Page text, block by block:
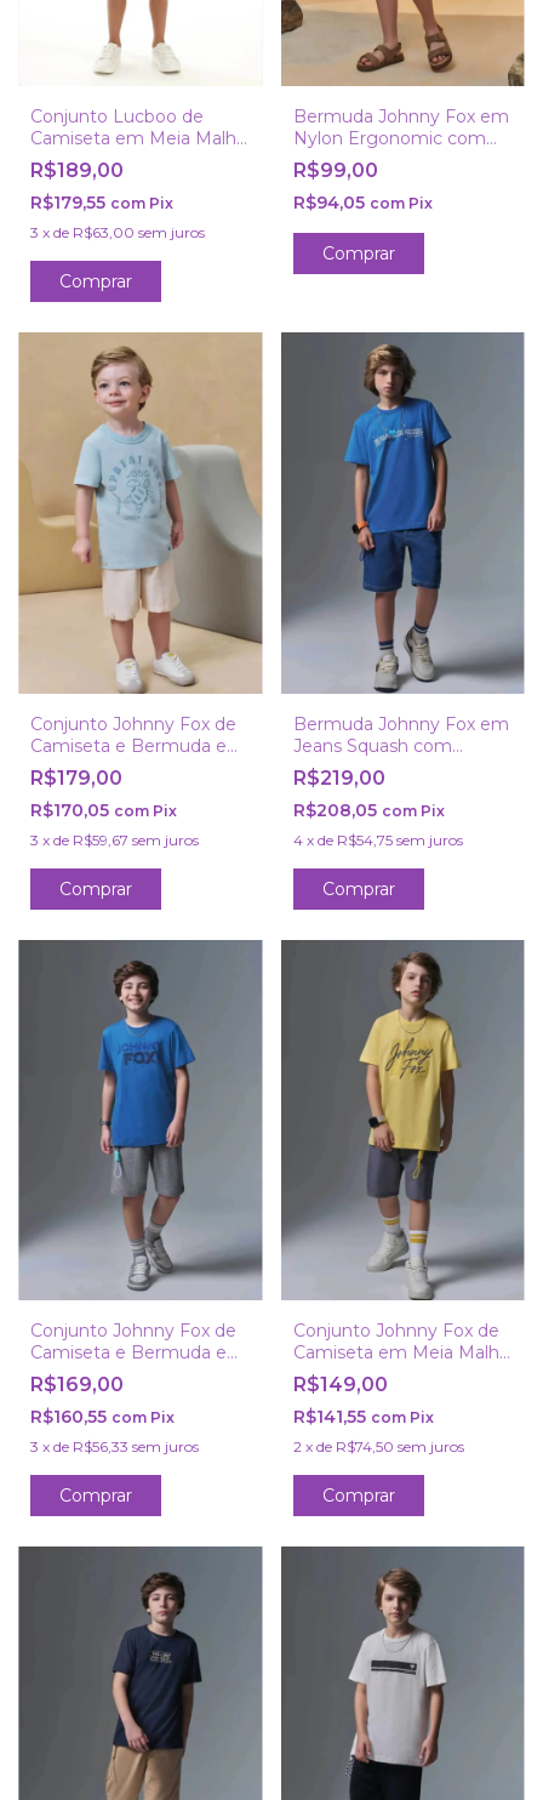
Conjunto Lucboo de
Camiseta em Meia Malha
e Bermuda Elastano
R$189,00
R$179,55 com Pix
3 x de R$63,00 sem juros
Comprar
Bermuda Johnny Fox em
Nylon Ergonomic com
Elastano
R$99,00
R$94,05 com Pix
Comprar
Conjunto Johnny Fox de
Camiseta e Bermuda em
Santorine com Elastano
R$179,00
R$170,05 com Pix
3 x de R$59,67 sem juros
Comprar
Bermuda Johnny Fox em
Jeans Squash com
Elastano
R$219,00
R$208,05 com Pix
4 x de R$54,75 sem juros
Comprar
Conjunto Johnny Fox de
Camiseta e Bermuda em
Moletom sem Pelúcia
R$169,00
R$160,55 com Pix
3 x de R$56,33 sem juros
Comprar
Conjunto Johnny Fox de
Camiseta em Meia Malha
e Bermuda com Elastano
R$149,00
R$141,55 com Pix
2 x de R$74,50 sem juros
Comprar